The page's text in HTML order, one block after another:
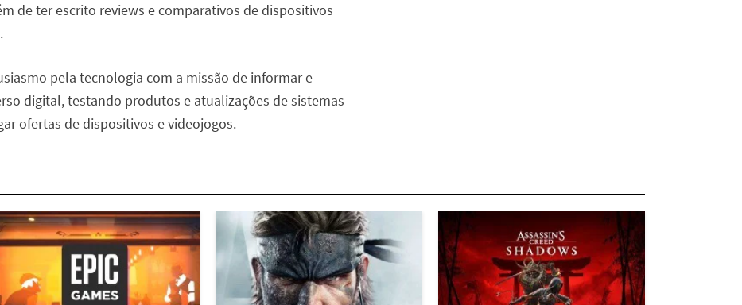
de ter escrito reviews e comparativos de dispositivos
pela tecnologia com a missão de informar e
digital, testando produtos e atualizações de sistemas
ofertas de dispositivos e videojogos.